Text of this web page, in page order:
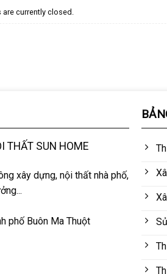
currently closed.
THẤT SUN HOME
xây dựng, nội thất nhà phố,
phố Buôn Ma Thuột